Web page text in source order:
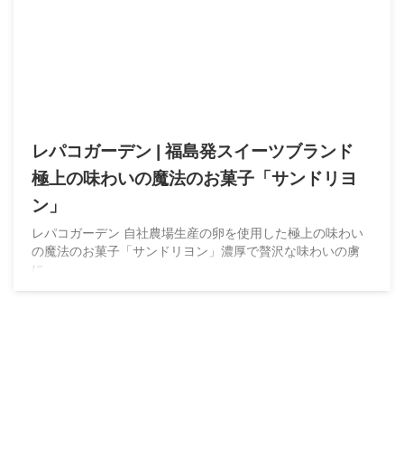
レパコガーデン | 福島発スイーツブランド
極上の味わいの魔法のお菓子「サンドリヨ
ン」
レパコガーデン 自社農場生産の卵を使用した極上の味わい
の魔法のお菓子「サンドリヨン」濃厚で贅沢な味わいの虜
に。